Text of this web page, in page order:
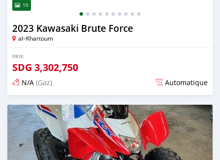
10
2023 Kawasaki Brute Force
al–Khartoum
PRIX
SDG 3,302,750
N/A (Gaz) Automatique
Publié il y a 12 jours